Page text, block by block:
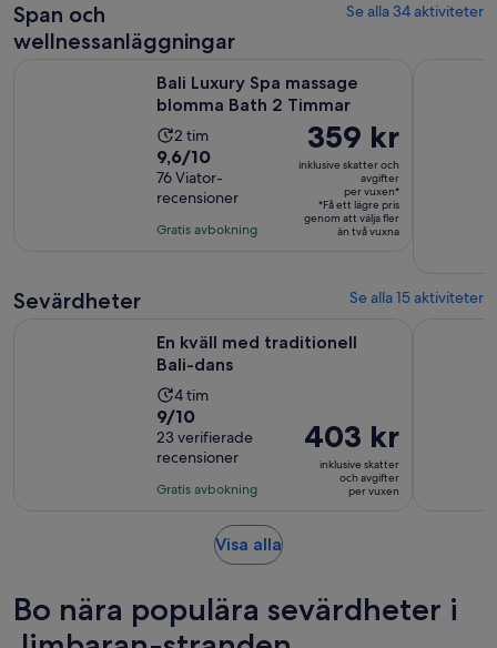
Span och
wellnessanläggningar
Se alla 34 aktiviteter
Bali Luxury Spa massage
blomma Bath 2 Timmar
Aktivitetens
längd
är
2
timmar
2 tim
9.6
av
10
med
9,6/10
76 Viator-
recensioner
Gratis avbokning
Priset
är
359 kr
per
vuxen*
359 kr
inklusive skatter och
avgifter
per vuxen*
*Få ett lägre pris
genom att välja fler
än två vuxna
Sevärdheter Se alla 15 aktiviteter
En kväll med traditionell
Bali-dans
Aktivitetens
längd
är
4
timmar
4 tim
9.0
av
10
med
recensioner
9/10
23 verifierade
recensioner
Gratis avbokning
Priset
är
403 kr
403 kr
inklusive skatter
och avgifter
per vuxen
Visa allaÖppnas
flik
Bo nära populära sevärdheter i